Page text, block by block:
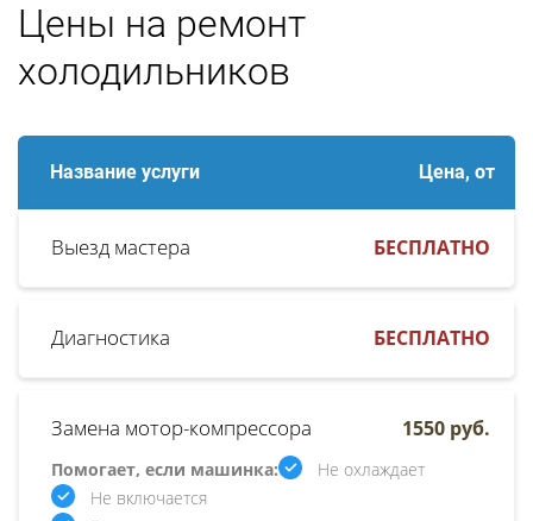
Цены на ремонт
холодильников
Название услуги Цена, от
Выезд мастера БЕСПЛАТНО
Диагностика БЕСПЛАТНО
Замена мотор-компрессора
Помогает, если машинка:
Не охлаждает
Не включается
1550 руб.